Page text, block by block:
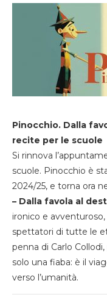
Pinocchio. Dalla
recite per le scuole
Si rinnova
scuole. Pinocchio è
2024/25, e torna ora
– Dalla favola al
ironico e
spettatori di tutte le
penna di Carlo
solo una fiaba: è il
verso l’umanità.